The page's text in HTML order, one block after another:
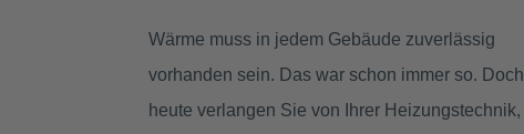
Wärme muss in jedem Gebäude zuverlässig
vorhanden sein. Das war schon immer so. Doch
heute verlangen Sie von Ihrer Heizungstechnik,